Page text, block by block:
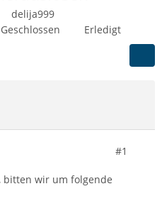
delija999
Geschlossen Erledigt
#1
bitten wir um folgende